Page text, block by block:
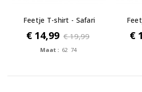
Feetje T-shirt - Safari
Savage
€ 14,99 € 19,99
Maat : 62 74
€